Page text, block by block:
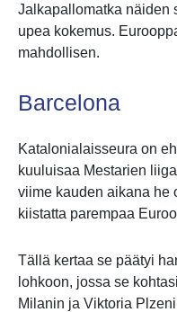
Jalkapallomatka näiden
upea kokemus.
mahdollisen.
Barcelona
Katalonialaisseura on
kuuluisaa Mestarien
viime kauden aikana he
kiistatta parempaa
Tällä kertaa se päätyi
lohkoon, jossa se
Milanin ja Viktoria